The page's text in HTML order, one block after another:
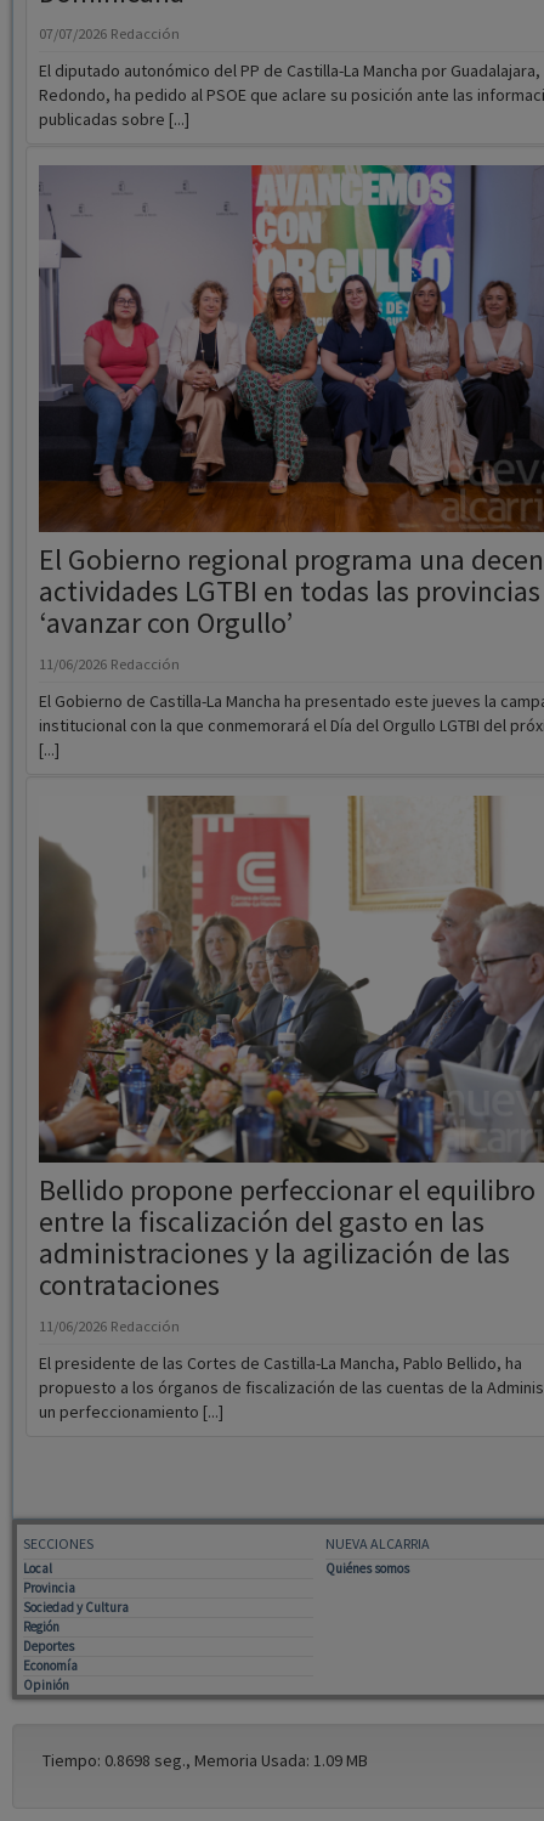
Redondo, ha pedido al PSOE que aclare su posición ante las
publicadas sobre [...]
El Gobierno regional programa una
actividades LGTBI en todas las
‘avanzar con Orgullo’
11/06/2026Redacción
El Gobierno de Castilla-La Mancha ha presentado este jueves la
institucional con la que conmemorará el Día del Orgullo LGTBI del
[...]
Bellido propone perfeccionar el equilibro
entre la fiscalización del gasto en las
administraciones y la agilización de las
contrataciones
11/06/2026 Redacción
El presidente de las Cortes de Castilla-La Mancha, Pablo Bellido, ha
propuesto a los órganos de fiscalización de las cuentas de la
un perfeccionamiento [...]
Sociedad y Cultura
Región
Economía
Opinión
Tiempo: 0.8698 seg., Memoria Usada: 1.09 MB